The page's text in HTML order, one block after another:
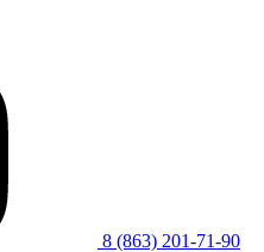
8 (863) 201-71-90